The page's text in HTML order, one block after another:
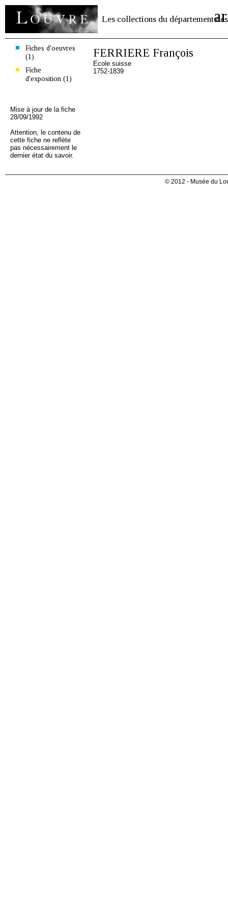
Les collections du département des
Fiches d'oeuvres
(1)
Fiche
d'exposition (1)
Mise à jour de la fiche
28/09/1992
Attention, le contenu de
cette fiche ne reflète
pas nécessairement le
dernier état du savoir.
FERRIERE François
Ecole suisse
1752-1839
© 2012 - Musée du